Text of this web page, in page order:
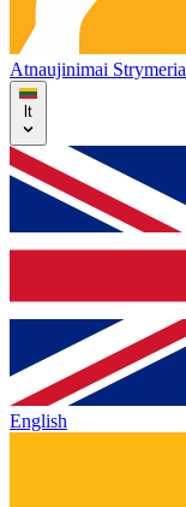
Atnaujinimai
lt
English